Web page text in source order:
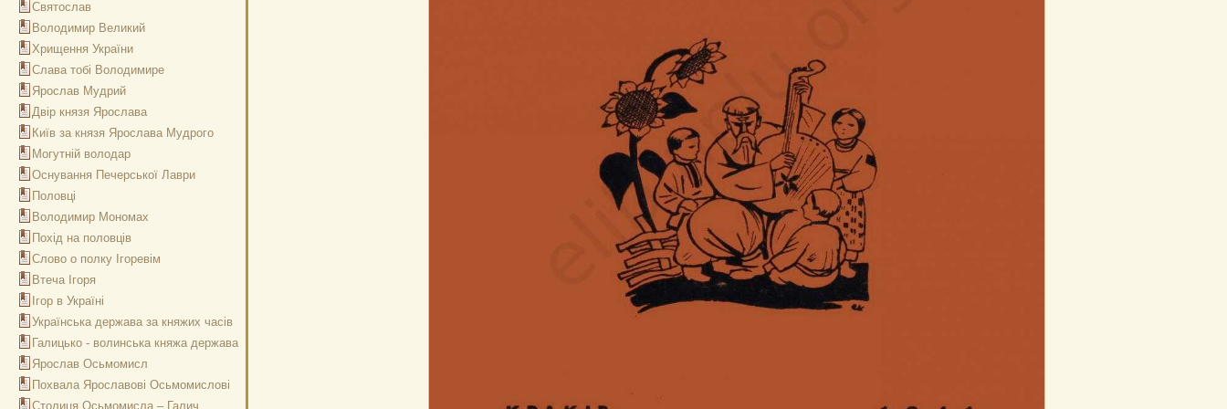
Святослав
Володимир Великий
Хрищення України
Слава тобі Володимире
Ярослав Мудрий
Двір князя Ярослава
Київ за князя Ярослава Мудрого
Могутній володар
Оснування Печерської Лаври
Половці
Володимир Мономах
Похід на половців
Слово о полку Ігоревім
Втеча Ігоря
Ігор в Україні
Українська держава за княжих часів
Галицько - волинська княжа держава
Ярослав Осьмомисл
Похвала Ярославові Осьмомислові
Столиця Осьмомисла – Галич